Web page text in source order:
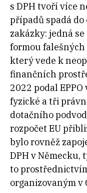
s DPH tvoří více
případů spadá
zakázky: jedná
formou
který vede k
finančních
2022 podal
fyzické a tři
dotačního
rozpočet EU
bylo rovněž
DPH v Německu,
to
organizovaným v